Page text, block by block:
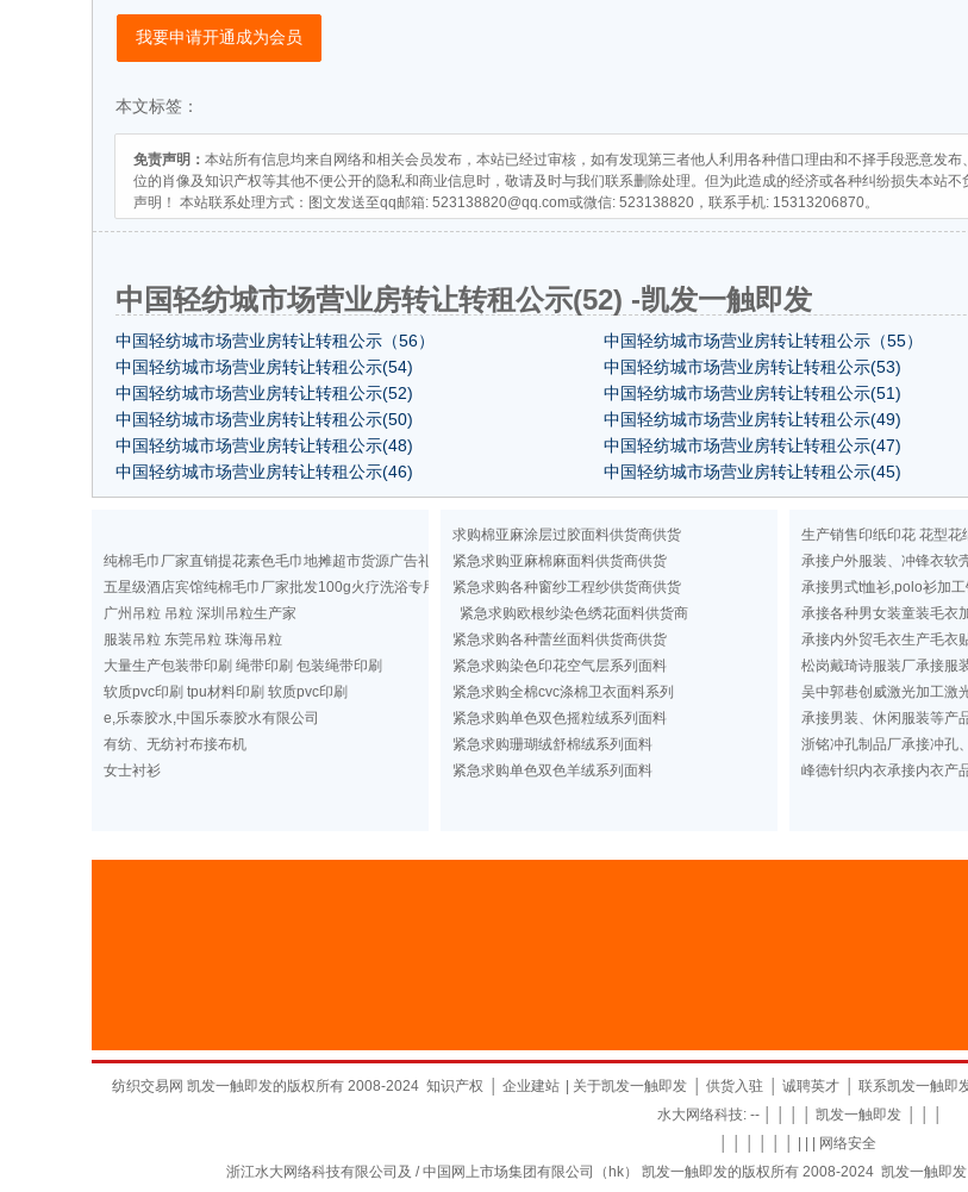
我要申请开通成为会员
本文标签：
免责声明： 本站所有信息均来自网络和相关会员发布，本站已经过审核，如有发现第三者他人利用各种借口理由和不择手段恶意发布
位的肖像及知识产权等其他不便公开的隐私和商业信息时，敬请及时与我们联系删除处理。但为此造成的经济或各种纠纷损失本站不
声明！ 本站联系处理方式：图文发送至qq邮箱: 523138820@qq.com或微信: 523138820，联系手机: 15313206870。
中国轻纺城市场营业房转让转租公示(52) -凯发一触即发
中国轻纺城市场营业房转让转租公示（56）
中国轻纺城市场营业房转让转租公示（55）
中国轻纺城市场营业房转让转租公示(54)
中国轻纺城市场营业房转让转租公示(53)
中国轻纺城市场营业房转让转租公示(52)
中国轻纺城市场营业房转让转租公示(51)
中国轻纺城市场营业房转让转租公示(50)
中国轻纺城市场营业房转让转租公示(49)
中国轻纺城市场营业房转让转租公示(48)
中国轻纺城市场营业房转让转租公示(47)
中国轻纺城市场营业房转让转租公示(46)
中国轻纺城市场营业房转让转租公示(45)
纯棉毛巾厂家直销提花素色毛巾地摊超市货源广告礼品洗浴毛巾
五星级酒店宾馆纯棉毛巾厂家批发100g火疗洗浴专用纯色毛巾定做
广州吊粒 吊粒 深圳吊粒生产家
服装吊粒 东莞吊粒 珠海吊粒
大量生产包装带印刷 绳带印刷 包装绳带印刷
软质pvc印刷 tpu材料印刷 软质pvc印刷
e,乐泰胶水,中国乐泰胶水有限公司
有纺、无纺衬布接布机
女士衬衫
求购棉亚麻涂层过胶面料供货商供货
紧急求购亚麻棉麻面料供货商供货
紧急求购各种窗纱工程纱供货商供货
紧急求购欧根纱染色绣花面料供货商
紧急求购各种蕾丝面料供货商供货
紧急求购染色印花空气层系列面料
紧急求购全棉cvc涤棉卫衣面料系列
紧急求购单色双色摇粒绒系列面料
紧急求购珊瑚绒舒棉绒系列面料
紧急求购单色双色羊绒系列面料
生产销售印纸印花 花型花
承接户外服装、冲锋衣软
承接男式t恤衫,polo衫加
承接各种男女装童装毛衣
承接内外贸毛衣生产毛衣
松岗戴琦诗服装厂承接服
吴中郭巷创威激光加工激
承接男装、休闲服装等产
浙铭冲孔制品厂承接冲孔
峰德针织内衣承接内衣产
纺织交易网 凯发一触即发的版权所有 2008-2024 知识产权 企业建站 关于凯发一触即发 供货入驻 诚聘英才 联系凯发一触即
水大网络科技: -- │ │ │ │ 凯发一触即发
网络安全
浙江水大网络科技有限公司及 / 中国网上市场集团有限公司（hk） 凯发一触即发的版权所有 2008-2024 凯发一触即发